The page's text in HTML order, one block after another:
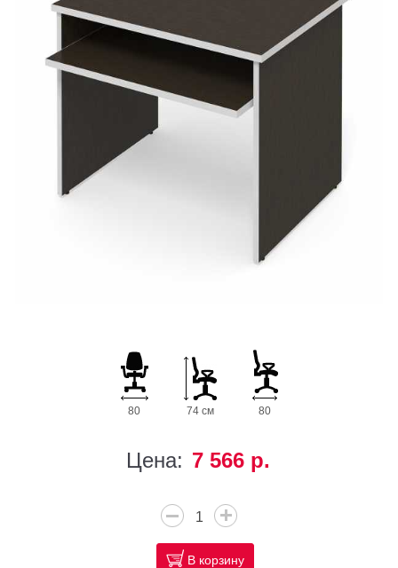
80 74 см 80
Цена: 7 566 р.
В корзину